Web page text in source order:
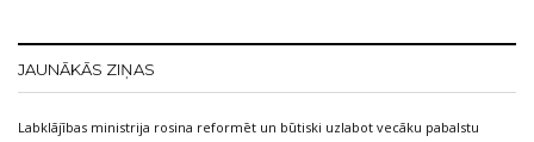
JAUNĀKĀS ZIŅAS
Labklājības ministrija rosina reformēt un būtiski uzlabot vecāku pabalstu